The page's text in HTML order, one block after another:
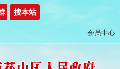
会员中心